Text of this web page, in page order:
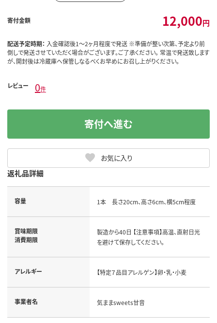
寄付金額 12,000円
配送予定時期： 入金確認後1～2ヶ月程度で発送 ※準備が整い次第、予定より前
倒しで発送させていただく場合がございます。ご了承ください。 常温で発送致します
が、開封後は冷蔵庫へ保管しなるべくお早めにお召し上がりください。
レビュー 0件
お気に入り
寄付へ進む
返礼品詳細
容量 1本 長さ20cm、高さ6cm、横5cm程度
賞味期限
消費期限
製造から40日 【注意事項】高温、直射日光
を避けて保存してください。
アレルギー 【特定７品目アレルゲン】卵・乳・小麦
事業者名 気ままsweets甘音